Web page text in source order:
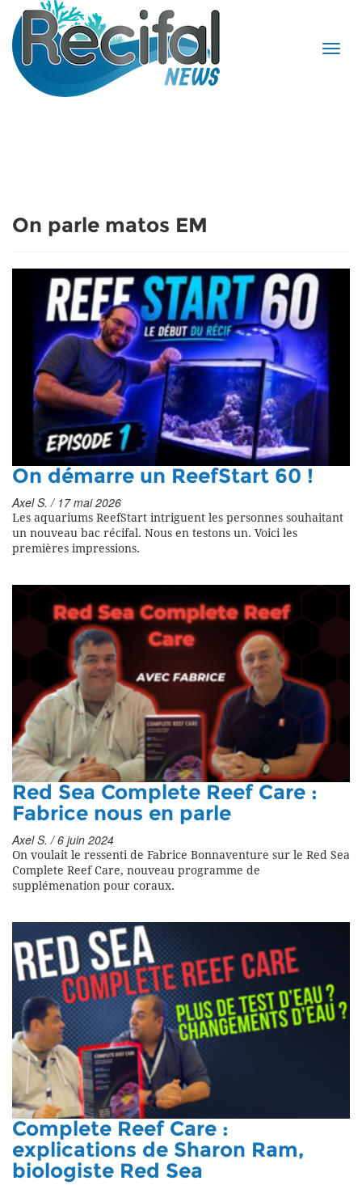
On parle matos EM
On démarre un ReefStart 60 !
Axel S. / 17 mai 2026
Les aquariums ReefStart intriguent les personnes souhaitant
un nouveau bac récifal. Nous en testons un. Voici les
premières impressions.
Red Sea Complete Reef Care :
Fabrice nous en parle
Axel S. / 6 juin 2024
On voulait le ressenti de Fabrice Bonnaventure sur le Red Sea
Complete Reef Care, nouveau programme de
supplémenation pour coraux.
Complete Reef Care :
explications de Sharon Ram,
biologiste Red Sea